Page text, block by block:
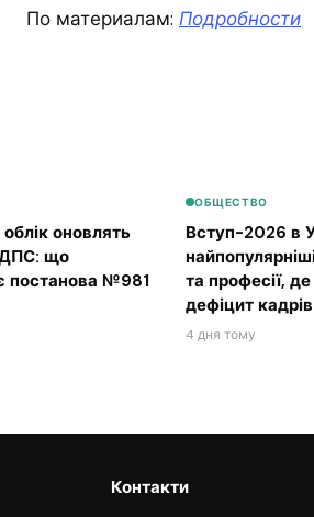
По материалам: Подробности
оновлять
ДПС: що
постанова №981
ОБЩЕСТВО
Вступ-2026 в
та професії,
дефіцит кадрів
4 дня тому
Контакти